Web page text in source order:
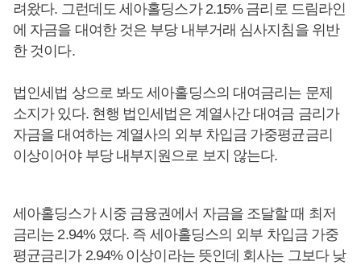
려왔다. 그런데도 세아홀딩스가 2.15% 금리로 드림라인
에 자금을 대여한 것은 부당 내부거래 심사지침을 위반
한 것이다.
법인세법 상으로 봐도 세아홀딩스의 대여금리는 문제
소지가 있다. 현행 법인세법은 계열사간 대여금 금리가
자금을 대여하는 계열사의 외부 차입금 가중평균금리
이상이어야 부당 내부지원으로 보지 않는다.
세아홀딩스가 시중 금융권에서 자금을 조달할 때 최저
금리는 2.94% 였다. 즉 세아홀딩스의 외부 차입금 가중
평균금리가 2.94% 이상이라는 뜻인데 회사는 그보다 낮